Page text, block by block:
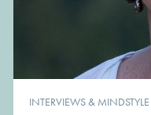
INTERVIEWS & MINDSTYLE